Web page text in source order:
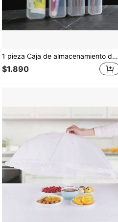
1 pieza Caja de almacenamiento de plástico transparente, Caja portátil para cubiertos con gancho, Caja de maquillaje, Caja de almacenamiento para cepillo de dientes y pasta de dientes, Caja para pajitas, Caja para cucharas y tenedores
$1.890